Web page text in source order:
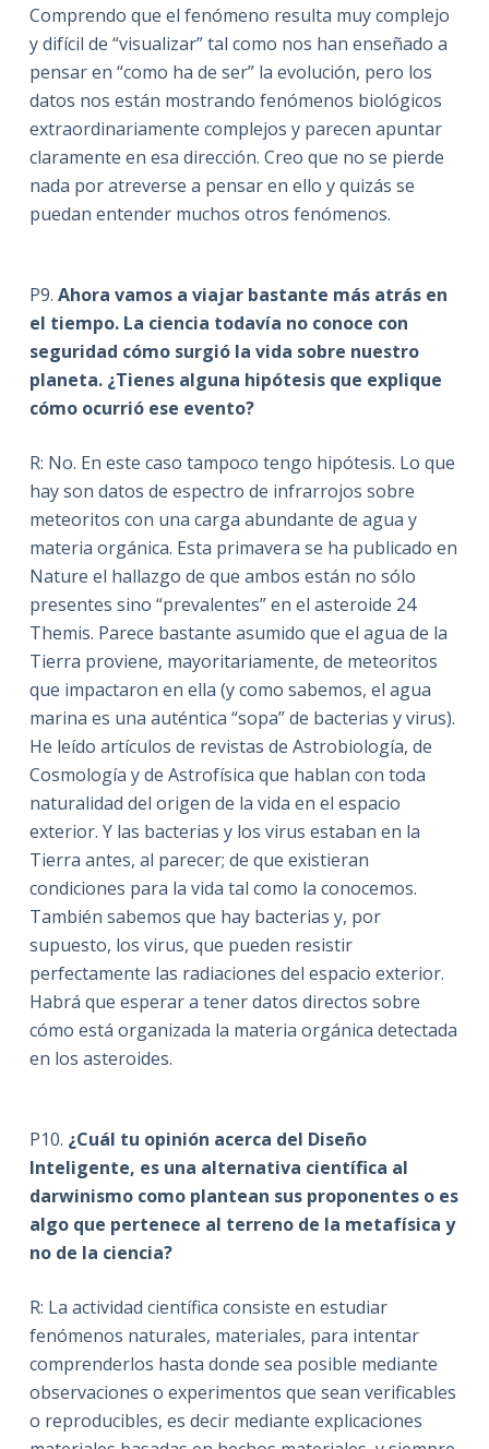
Comprendo que el fenómeno resulta muy complejo
y difícil de “visualizar” tal como nos han enseñado a
pensar en “como ha de ser” la evolución, pero los
datos nos están mostrando fenómenos biológicos
extraordinariamente complejos y parecen apuntar
claramente en esa dirección. Creo que no se pierde
nada por atreverse a pensar en ello y quizás se
puedan entender muchos otros fenómenos.
P9. Ahora vamos a viajar bastante más atrás en
el tiempo. La ciencia todavía no conoce con
seguridad cómo surgió la vida sobre nuestro
planeta. ¿Tienes alguna hipótesis que explique
cómo ocurrió ese evento?
R: No. En este caso tampoco tengo hipótesis. Lo que
hay son datos de espectro de infrarrojos sobre
meteoritos con una carga abundante de agua y
materia orgánica. Esta primavera se ha publicado en
Nature el hallazgo de que ambos están no sólo
presentes sino “prevalentes” en el asteroide 24
Themis. Parece bastante asumido que el agua de la
Tierra proviene, mayoritariamente, de meteoritos
que impactaron en ella (y como sabemos, el agua
marina es una auténtica “sopa” de bacterias y virus).
He leído artículos de revistas de Astrobiología, de
Cosmología y de Astrofísica que hablan con toda
naturalidad del origen de la vida en el espacio
exterior. Y las bacterias y los virus estaban en la
Tierra antes, al parecer; de que existieran
condiciones para la vida tal como la conocemos.
También sabemos que hay bacterias y, por
supuesto, los virus, que pueden resistir
perfectamente las radiaciones del espacio exterior.
Habrá que esperar a tener datos directos sobre
cómo está organizada la materia orgánica detectada
en los asteroides.
P10. ¿Cuál tu opinión acerca del Diseño
Inteligente, es una alternativa científica al
darwinismo como plantean sus proponentes o es
algo que pertenece al terreno de la metafísica y
no de la ciencia?
R: La actividad científica consiste en estudiar
fenómenos naturales, materiales, para intentar
comprenderlos hasta donde sea posible mediante
observaciones o experimentos que sean verificables
o reproducibles, es decir mediante explicaciones